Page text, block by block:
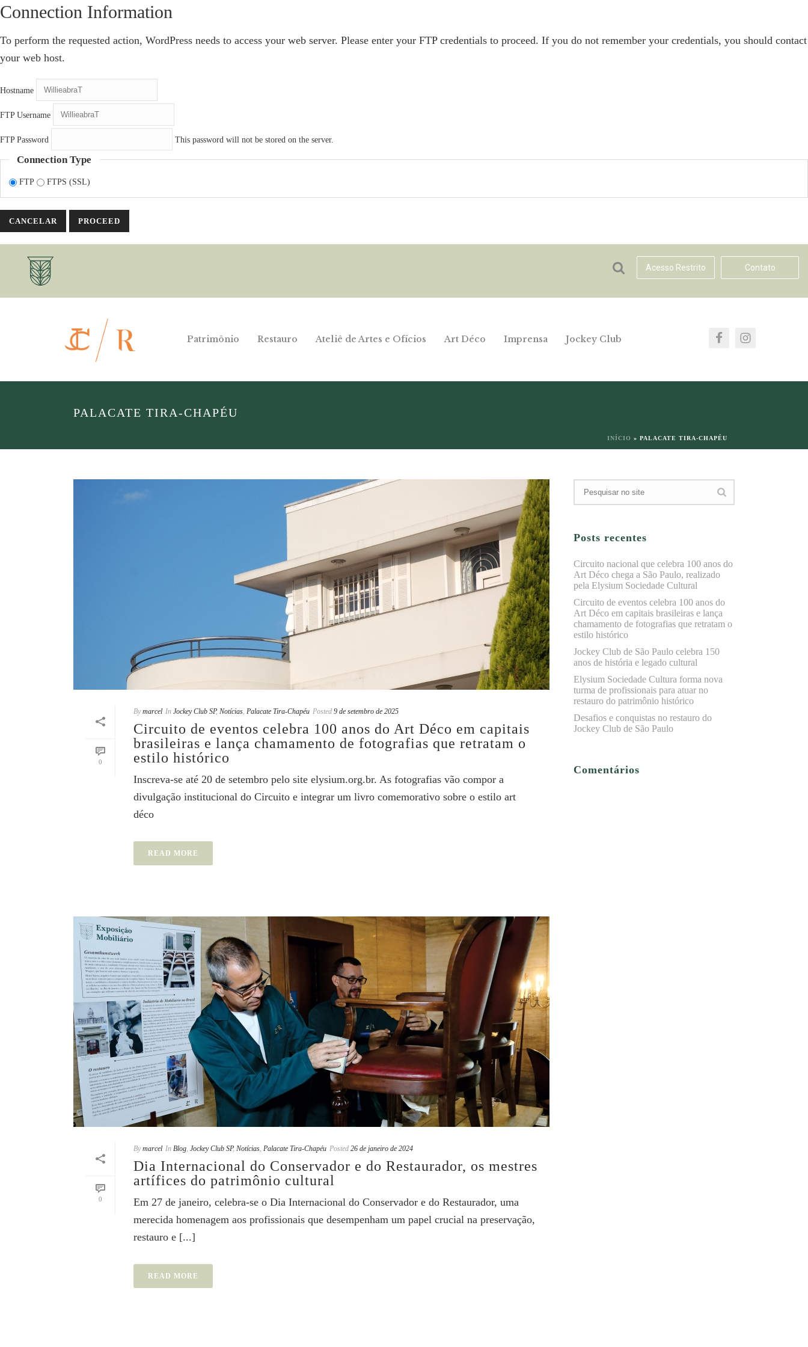
Connection Information
To perform the requested action, WordPress needs to access your web server. Please enter your FTP credentials to proceed. If you do not remember your credentials, you should contact
your web host.
Hostname
FTP Username
FTP Password This password will not be stored on the server.
Connection Type
FTP FTPS (SSL)
CANCELAR
Acesso Restrito Contato
Patrimônio Restauro Ateliê de Artes e Ofícios Art Déco Imprensa Jockey Club
PALACATE TIRA-CHAPÉU
INÍCIO » PALACATE TIRA-CHAPÉU
0
By marcel In Jockey Club SP, Notícias, Palacate Tira-Chapéu Posted 9 de setembro de 2025
Circuito de eventos celebra 100 anos do Art Déco em capitais
brasileiras e lança chamamento de fotografias que retratam o
estilo histórico
Inscreva-se até 20 de setembro pelo site elysium.org.br. As fotografias vão compor a
divulgação institucional do Circuito e integrar um livro comemorativo sobre o estilo art
déco
READ MORE
0
By marcel In Blog, Jockey Club SP, Notícias, Palacate Tira-Chapéu Posted 26 de janeiro de 2024
Dia Internacional do Conservador e do Restaurador, os mestres
artífices do patrimônio cultural
Em 27 de janeiro, celebra-se o Dia Internacional do Conservador e do Restaurador, uma
merecida homenagem aos profissionais que desempenham um papel crucial na preservação,
restauro e [...]
READ MORE
Posts recentes
Circuito nacional que celebra 100 anos do
Art Déco chega a São Paulo, realizado
pela Elysium Sociedade Cultural
Circuito de eventos celebra 100 anos do
Art Déco em capitais brasileiras e lança
chamamento de fotografias que retratam o
estilo histórico
Jockey Club de São Paulo celebra 150
anos de história e legado cultural
Elysium Sociedade Cultura forma nova
turma de profissionais para atuar no
restauro do patrimônio histórico
Desafios e conquistas no restauro do
Jockey Club de São Paulo
Comentários